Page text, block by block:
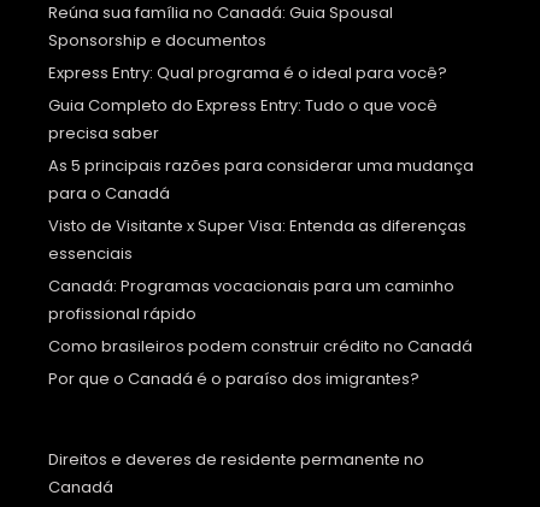
Reúna sua família no Canadá: Guia Spousal
Sponsorship e documentos
Express Entry: Qual programa é o ideal para você?
Guia Completo do Express Entry: Tudo o que você
precisa saber
As 5 principais razões para considerar uma mudança
para o Canadá
Visto de Visitante x Super Visa: Entenda as diferenças
essenciais
Canadá: Programas vocacionais para um caminho
profissional rápido
Como brasileiros podem construir crédito no Canadá
Por que o Canadá é o paraíso dos imigrantes?
Direitos e deveres de residente permanente no
Canadá